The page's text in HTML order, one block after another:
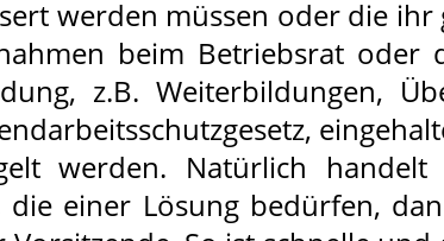
werden müssen oder die
beim Betriebsrat
z.B. Weiterbildungen,
werden. Natürlich
die einer Lösung bedürfen,